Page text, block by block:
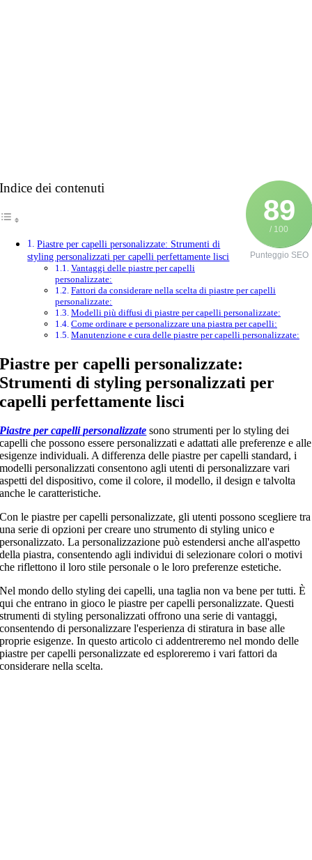
89
/ 100
Punteggio SEO
Indice dei contenuti
Piastre per capelli personalizzate: Strumenti di
styling personalizzati per capelli perfettamente lisci
Vantaggi delle piastre per capelli
personalizzate:
Fattori da considerare nella scelta di piastre per capelli
personalizzate:
Modelli più diffusi di piastre per capelli personalizzate:
Come ordinare e personalizzare una piastra per capelli:
Manutenzione e cura delle piastre per capelli personalizzate:
Piastre per capelli personalizzate:
Strumenti di styling personalizzati per
capelli perfettamente lisci
Piastre per capelli personalizzate sono strumenti per lo styling dei
capelli che possono essere personalizzati e adattati alle preferenze e alle
esigenze individuali. A differenza delle piastre per capelli standard, i
modelli personalizzati consentono agli utenti di personalizzare vari
aspetti del dispositivo, come il colore, il modello, il design e talvolta
anche le caratteristiche.
Con le piastre per capelli personalizzate, gli utenti possono scegliere tra
una serie di opzioni per creare uno strumento di styling unico e
personalizzato. La personalizzazione può estendersi anche all'aspetto
della piastra, consentendo agli individui di selezionare colori o motivi
che riflettono il loro stile personale o le loro preferenze estetiche.
Nel mondo dello styling dei capelli, una taglia non va bene per tutti. È
qui che entrano in gioco le piastre per capelli personalizzate. Questi
strumenti di styling personalizzati offrono una serie di vantaggi,
consentendo di personalizzare l'esperienza di stiratura in base alle
proprie esigenze. In questo articolo ci addentreremo nel mondo delle
piastre per capelli personalizzate ed esploreremo i vari fattori da
considerare nella scelta.